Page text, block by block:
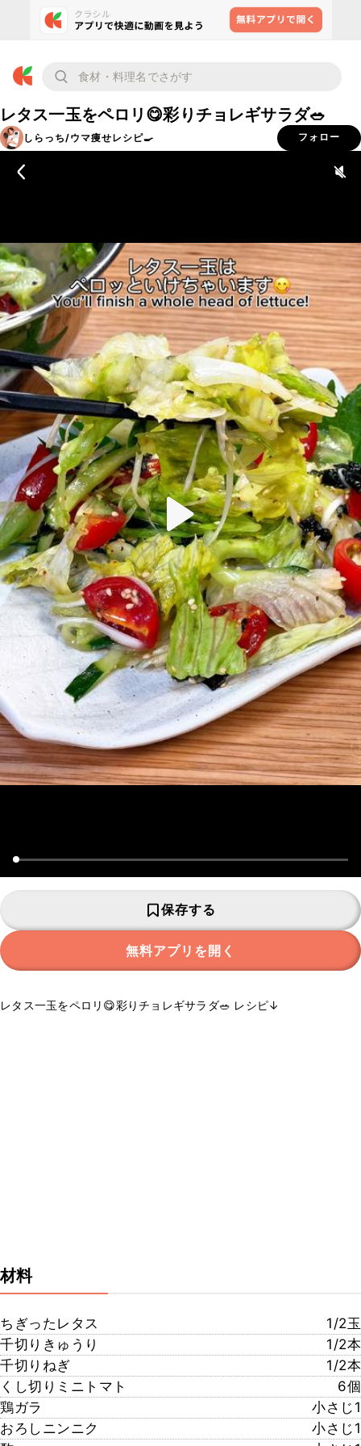
レタス一玉をペロリ😋彩りチョレギサラダ🥗
しらっち/ウマ痩せレシピ🍳 フォロー
保存する
無料アプリを開く
レタス一玉をペロリ😋彩りチョレギサラダ🥗 レシピ↓
材料
ちぎったレタス
1/2玉
千切りきゅうり
1/2本
千切りねぎ
1/2本
くし切りミニトマト
6個
鶏ガラ
小さじ1
おろしニンニク
小さじ1